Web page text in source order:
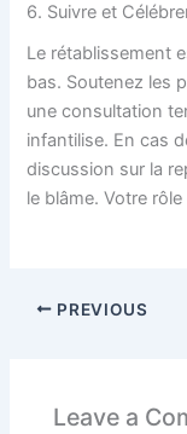
6. Suivre et
Le rétablissement
bas. Soutenez les
une consultation
infantilise. En cas
discussion sur la
le blâme. Votre
PREVIOUS
Leave a